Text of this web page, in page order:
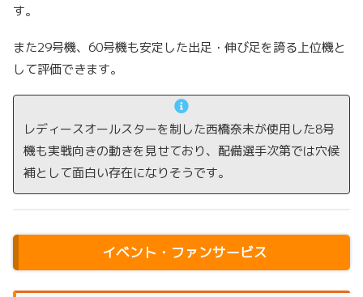
す。
また29号機、60号機も安定した出足・伸び足を誇る上位機と
して評価できます。
レディースオールスターを制した西橋奈未が使用した8号
機も実戦向きの動きを見せており、配備選手次第では穴候
補として面白い存在になりそうです。
イベント・ファンサービス